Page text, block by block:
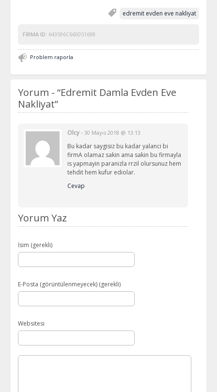
edremit evden eve nakliyat
FIRMA ID: 643596C660051698
Problem raporla
Yorum -“Edremit Damla Evden Eve
Nakliyat”
Olcy-30 Mayıs 2018 @ 13:13
Bu kadar saygisiz bu kadar yalanci bi
firmA olamaz sakin ama sakin bu firmayla
is yapmayin paranizla rrzil olursunuz hem
tehdit hem kufur ediolar.
Cevap
Yorum Yaz
İsim (gerekli)
E-Posta (görüntülenmeyecek) (gerekli)
Websitesi